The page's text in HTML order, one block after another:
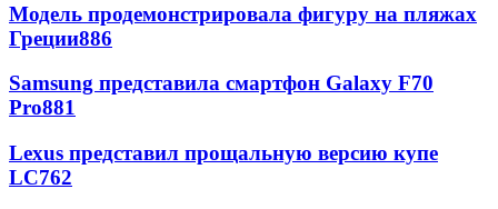
Модель продемонстрировала фигуру на пляжах
Греции886
Samsung представила смартфон Galaxy F70
Pro881
Lexus представил прощальную версию купе
LC762